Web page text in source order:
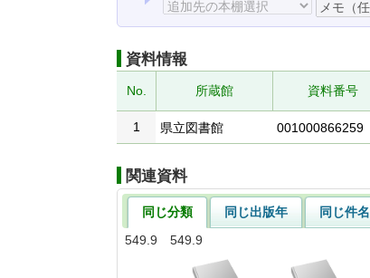
資料情報
No. 所蔵館 資料番号
1
県立図書館 001000866259
関連資料
同じ分類 同じ出版年
同じ件名
549.9 549.9